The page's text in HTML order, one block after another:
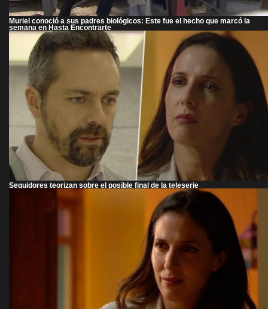
Muriel conoció a sus padres biológicos: Este fue el hecho que marcó la
semana en Hasta Encontrarte
Seguidores teorizan sobre el posible final de la teleserie